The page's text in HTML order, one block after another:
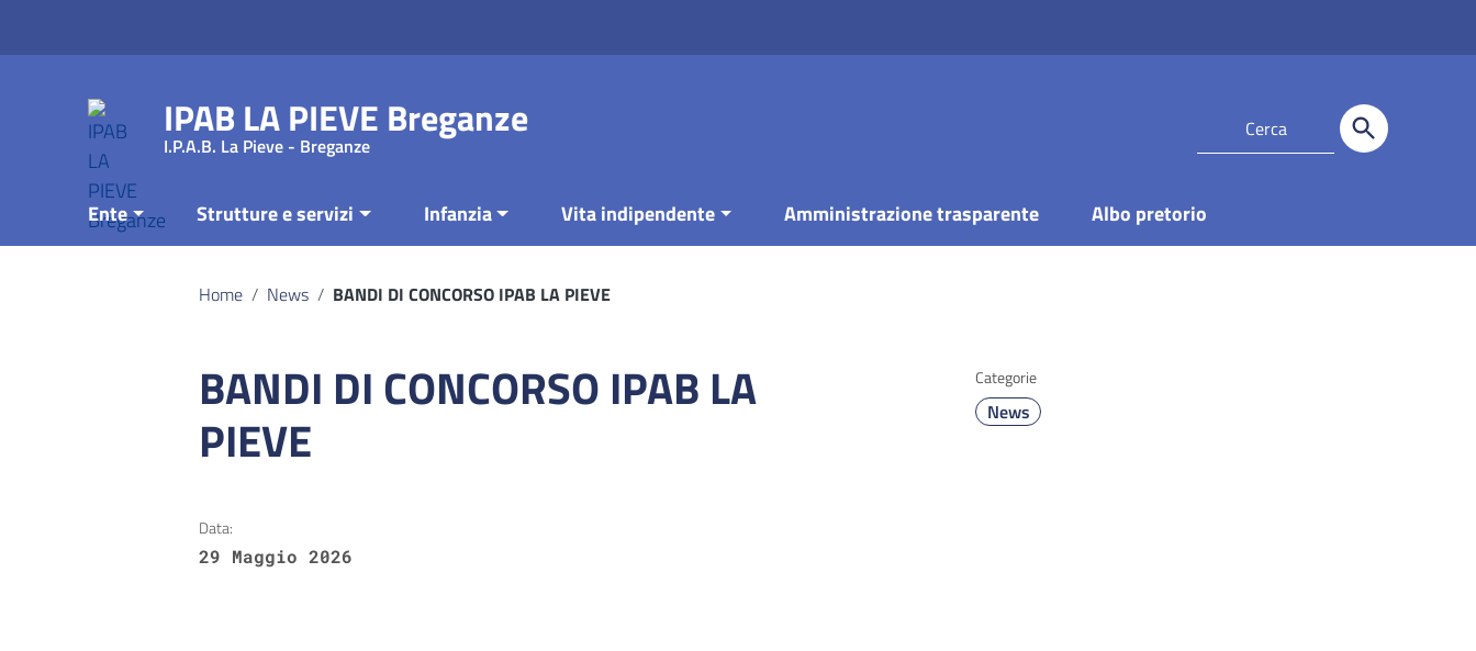
IPAB LA PIEVE Breganze
I.P.A.B. La Pieve - Breganze
Ente Strutture e servizi Infanzia Vita indipendente Amministrazione trasparente Albo pretorio
Home / News / BANDI DI CONCORSO IPAB LA PIEVE
BANDI DI CONCORSO IPAB LA
PIEVE
Categorie
News
Data:
29 Maggio 2026